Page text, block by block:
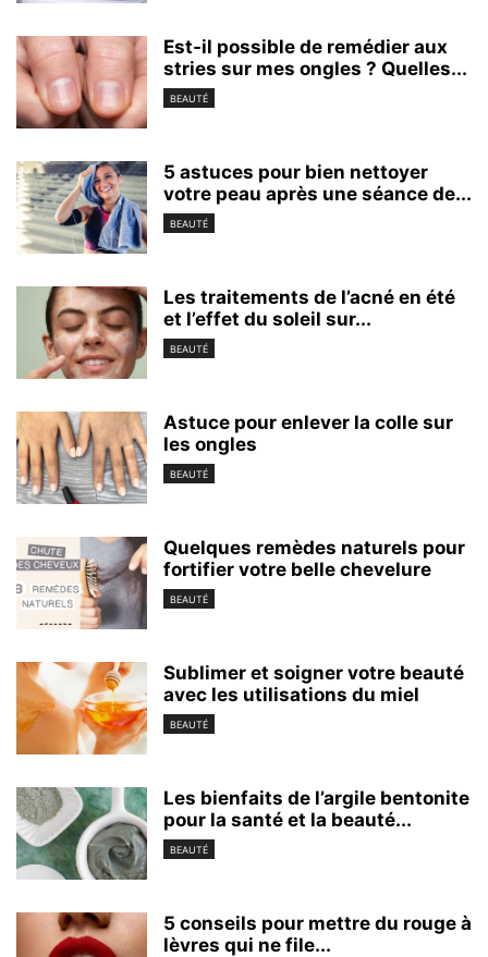
Est-il possible de remédier aux
stries sur mes ongles ? Quelles...
BEAUTÉ
5 astuces pour bien nettoyer
votre peau après une séance de...
BEAUTÉ
Les traitements de l’acné en été
et l’effet du soleil sur...
BEAUTÉ
Astuce pour enlever la colle sur
les ongles
BEAUTÉ
Quelques remèdes naturels pour
fortifier votre belle chevelure
BEAUTÉ
Sublimer et soigner votre beauté
avec les utilisations du miel
BEAUTÉ
Les bienfaits de l’argile bentonite
pour la santé et la beauté...
BEAUTÉ
5 conseils pour mettre du rouge à
lèvres qui ne file...